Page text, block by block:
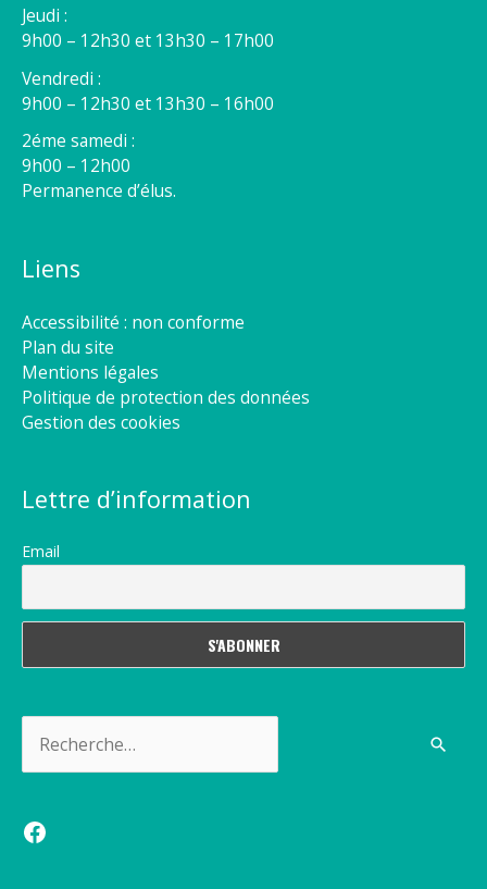
Jeudi :
9h00 – 12h30 et 13h30 – 17h00
Vendredi :
9h00 – 12h30 et 13h30 – 16h00
2éme samedi :
9h00 – 12h00
Permanence d’élus.
Liens
Accessibilité : non conforme
Plan du site
Mentions légales
Politique de protection des données
Gestion des cookies
Lettre d’information
Email
Facebook